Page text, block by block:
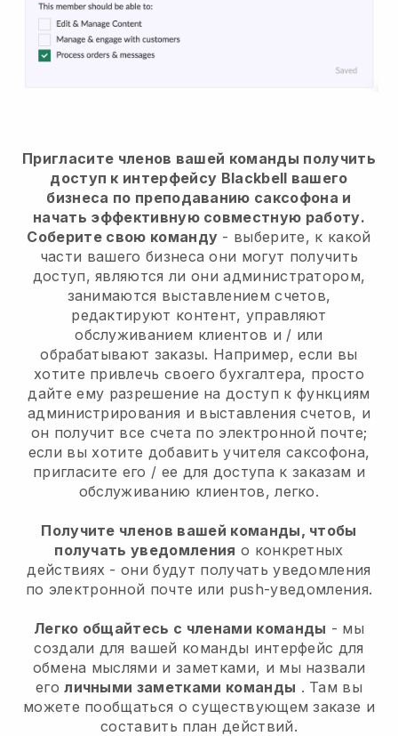
Пригласите членов вашей команды получить
доступ к интерфейсу Blackbell вашего
бизнеса по преподаванию саксофона и
начать эффективную совместную работу.
Соберите свою команду - выберите, к какой
части вашего бизнеса они могут получить
доступ, являются ли они администратором,
занимаются выставлением счетов,
редактируют контент, управляют
обслуживанием клиентов и / или
обрабатывают заказы. Например, если вы
хотите привлечь своего бухгалтера, просто
дайте ему разрешение на доступ к функциям
администрирования и выставления счетов, и
он получит все счета по электронной почте;
если вы хотите добавить учителя саксофона,
пригласите его / ее для доступа к заказам и
обслуживанию клиентов, легко.
Получите членов вашей команды, чтобы
получать уведомления о конкретных
действиях - они будут получать уведомления
по электронной почте или push-уведомления.
Легко общайтесь с членами команды - мы
создали для вашей команды интерфейс для
обмена мыслями и заметками, и мы назвали
еголичными заметками команды . Там вы
можете пообщаться о существующем заказе и
составить план действий.